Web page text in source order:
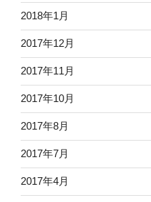
2018年1月
2017年12月
2017年11月
2017年10月
2017年8月
2017年7月
2017年4月